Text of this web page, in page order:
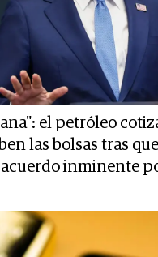
el petróleo
las bolsas tras
inminente